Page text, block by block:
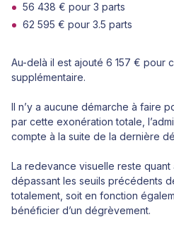
56 438 € pour 3 parts
62 595 € pour 3.5 parts
Au-delà il est ajouté 6 157 € pour
supplémentaire.
Il n’y a aucune démarche à faire
par cette exonération totale,
compte à la suite de la dernière
La redevance visuelle reste
dépassant les seuils précédents
totalement, soit en fonction
bénéficier d’un dégrèvement.